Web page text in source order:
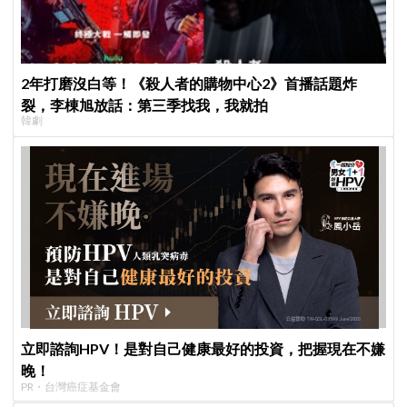
2年打磨沒白等！《殺人者的購物中心2》首播話題炸
裂，李棟旭放話：第三季找我，我就拍
韓劇
立即諮詢HPV！是對自己健康最好的投資，把握現在不嫌
晚！
PR・台灣癌症基金會